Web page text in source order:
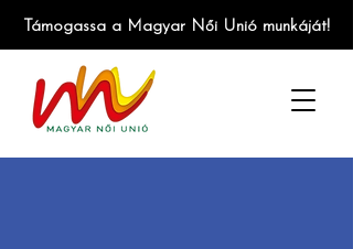
Támogassa a Magyar Női Unió munkáját!